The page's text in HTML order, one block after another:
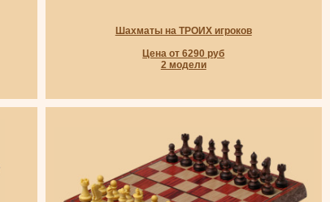
Шахматы на ТРОИХ игроков
Цена от 6290 руб
2 модели